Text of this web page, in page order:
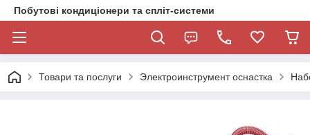
Побутові кондиціонери та спліт-системи
Товари та послуги Электроинструмент оснастка